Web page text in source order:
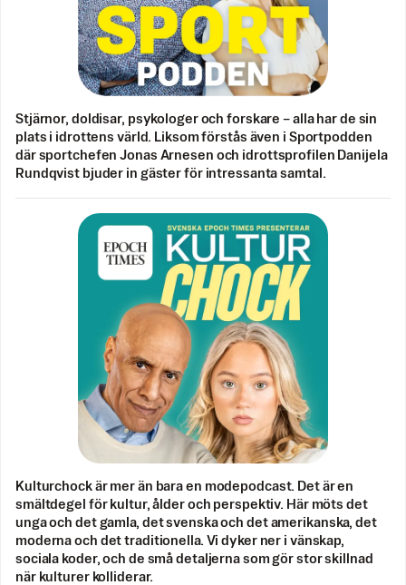
Stjärnor, doldisar, psykologer och forskare – alla har de sin
plats i idrottens värld. Liksom förstås även i Sportpodden
där sportchefen Jonas Arnesen och idrottsprofilen Danijela
Rundqvist bjuder in gäster för intressanta samtal.
Kulturchock är mer än bara en modepodcast. Det är en
smältdegel för kultur, ålder och perspektiv. Här möts det
unga och det gamla, det svenska och det amerikanska, det
moderna och det traditionella. Vi dyker ner i vänskap,
sociala koder, och de små detaljerna som gör stor skillnad
när kulturer kolliderar.